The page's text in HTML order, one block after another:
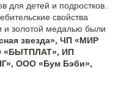
для детей и подростков.
свойства
и золотой медалью были
звезда», ЧП «МИР
«БЫТПЛАТ», ИП
ООО «Бум Бэби»,